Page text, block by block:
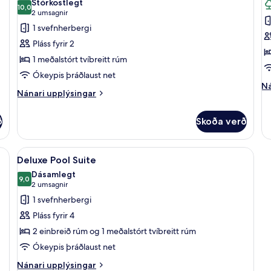
myndir
fyrir
Cave
House
Suite
10,010,0 af 10
Stórkostlegt
2 umsagnir
(2
umsagnir)
1 svefnherbergi
Pláss fyrir 2
1 meðalstórt tvíbreitt rúm
Ókeypis þráðlaust net
Nánari upplýsingar
Nánari
House
Suite
Skoða verð
af bestu gerð, rúm með memory foam dýnum, míníbar
Skoða
allar
myndir
fyrir
Deluxe
Pool
Suite
Deluxe Pool Suite | Rúmföt af bestu
19
Deluxe Pool Suite
9,09,0 af 10
Dásamlegt
2 umsagnir
(2
umsagnir)
1 svefnherbergi
Pláss fyrir 4
2 einbreið rúm og 1 meðalstórt tvíbreitt rúm
Ókeypis þráðlaust net
Nánari upplýsingar
Nánari